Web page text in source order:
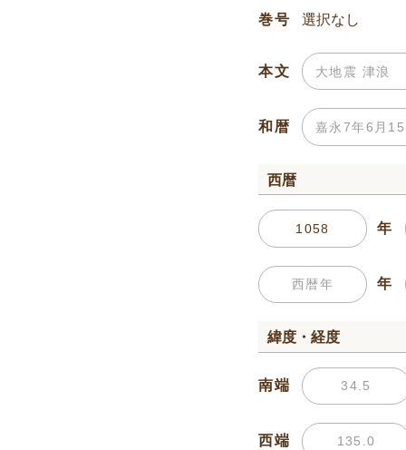
巻号
本文
和暦
西暦
年
年
緯度・経度
南端
西端